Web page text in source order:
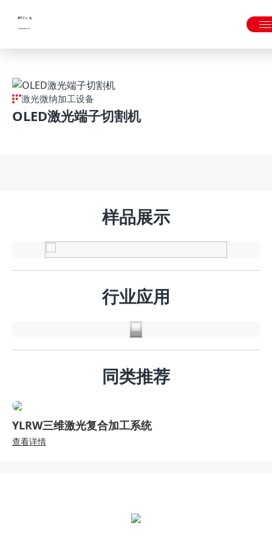
激光微纳加工设备
OLED激光端子切割机
样品展示
行业应用
半
导
体
同类推荐
YLRW三维激光复合加工系统
查看详情